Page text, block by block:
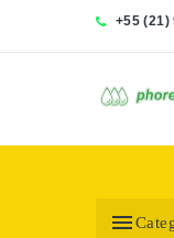
+55 (21)
